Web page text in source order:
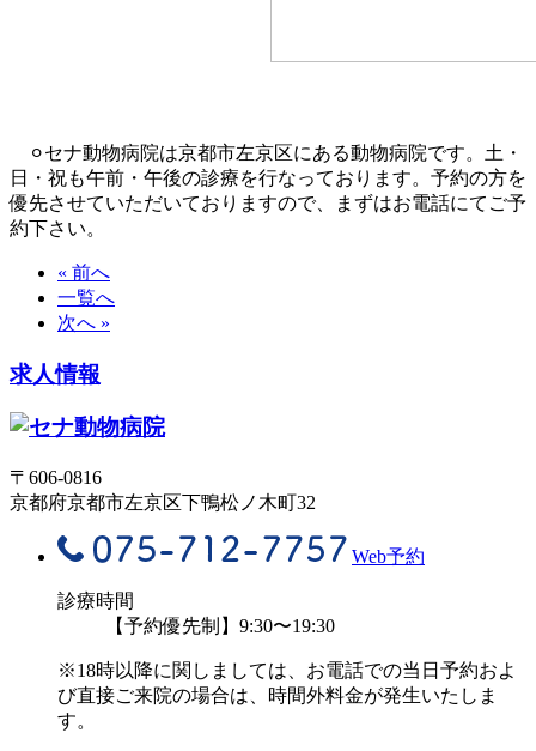
⚪︎セナ動物病院は京都市左京区にある動物病院です。土・
日・祝も午前・午後の診療を行なっております。予約の方を
優先させていただいておりますので、まずはお電話にてご予
約下さい。
« 前へ
一覧へ
次へ »
求人情報
〒606-0816
京都府京都市左京区下鴨松ノ木町32
Web予約
診療時間
【予約優先制】9:30〜19:30
※18時以降に関しましては、お電話での当日予約およ
び直接ご来院の場合は、時間外料金が発生いたしま
す。